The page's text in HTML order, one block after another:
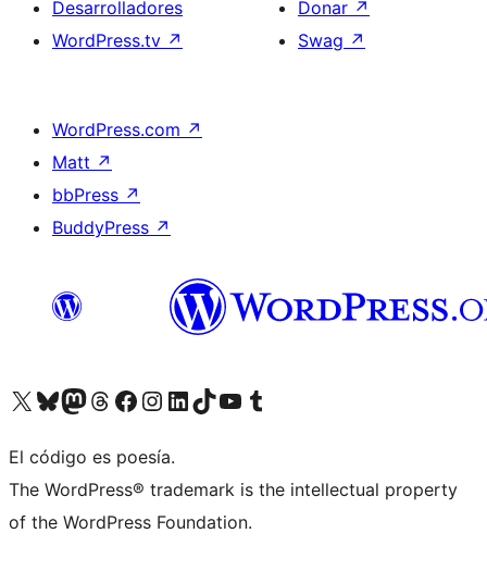
Desarrolladores
WordPress.tv ↗
Donar ↗
Swag ↗
WordPress.com ↗
Matt ↗
bbPress ↗
BuddyPress ↗
Visitá nuestra cuenta de X (anteriormente Twitter)
Visitá nuestra cuenta de Bluesky
Visitá nuestra cuenta de Mastodon
Visitá nuestra cuenta de Threads
Visitá nuestra página de Facebook
Visitá nuestra cuenta de Instagram
Visitá nuestra cuenta de LinkedIn
Visitá nuestra cuenta de TikTok
Visitá nuestro canal de YouTube
Visitá nuestra cuenta de Tumblr
El código es poesía.
The WordPress® trademark is the intellectual property
of the WordPress Foundation.